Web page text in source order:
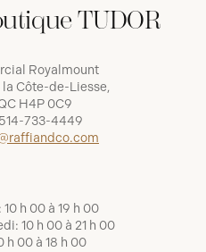
TUDOR
Royalmount
Côte-de-Liesse,
H4P 0C9
514-733-4449
h 00 à 19 h 00
10 h 00 à 21 h 00
h 00 à 18 h 00